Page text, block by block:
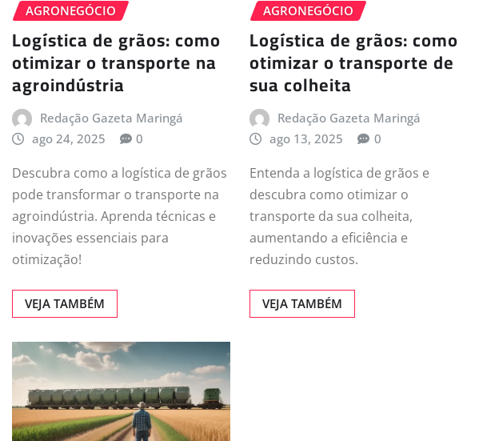
AGRONEGÓCIO
Logística de grãos: como
otimizar o transporte na
agroindústria
Redação Gazeta Maringá
ago 24, 2025
0
Descubra como a logística de grãos
pode transformar o transporte na
agroindústria. Aprenda técnicas e
inovações essenciais para
otimização!
VEJA TAMBÉM
AGRONEGÓCIO
Logística de grãos: como
otimizar o transporte de
sua colheita
Redação Gazeta Maringá
ago 13, 2025
0
Entenda a logística de grãos e
descubra como otimizar o
transporte da sua colheita,
aumentando a eficiência e
reduzindo custos.
VEJA TAMBÉM